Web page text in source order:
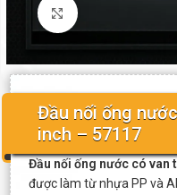
Click to enlarge
Đầu nối ống
inch – 57117
Đầu nối ống nước có van
được làm từ nhựa PP và